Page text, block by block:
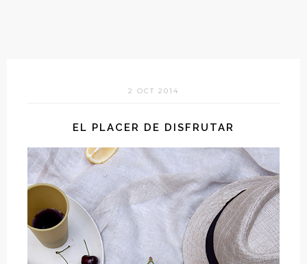
2 OCT 2014
EL PLACER DE DISFRUTAR